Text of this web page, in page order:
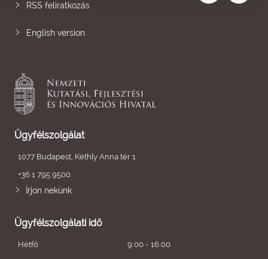
RSS feliratkozás
English version
Ügyfélszolgálat
1077 Budapest, Kéthly Anna tér 1.
+36 1 795 9500
Írjon nekünk
Ügyfélszolgálati idő
Hétfő
9:00 - 16:00